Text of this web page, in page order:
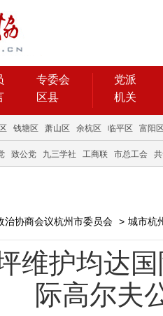
专委会
区县
党派
机关
钱塘区 萧山区 余杭区 临平区 富阳
致公党 九三学社 工商联 市总工会
治协商会议杭州市委员会 > 城市杭
维护均达
际高尔夫